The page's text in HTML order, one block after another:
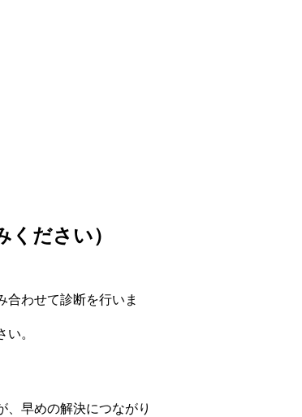
ださい）
合わせて診断を行いま
。
、早めの解決につながり